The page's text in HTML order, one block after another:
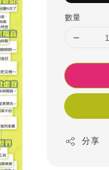
數量
分享